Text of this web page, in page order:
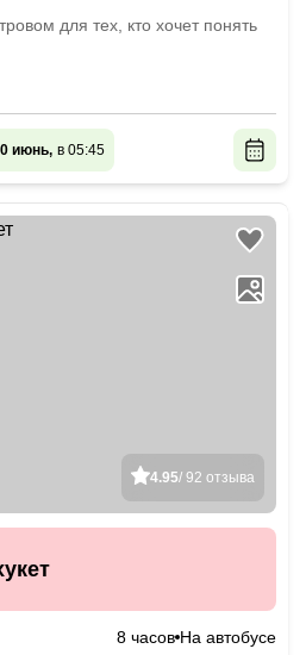
для тех, кто хочет понять
июнь, в 05:45
4.95/ 92 отзыва
8 часов На автобусе